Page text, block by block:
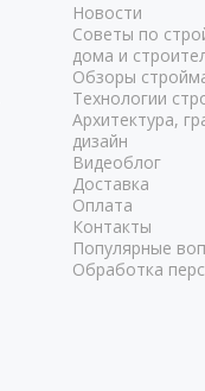
Новости
Советы по
дома и
Обзоры
Технологии
Архитектура,
дизайн
Видеоблог
Доставка
Оплата
Контакты
Популярные
Обработка